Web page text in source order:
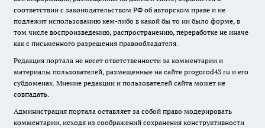
соответствии с законодательством РФ об авторском праве и не
подлежит использованию кем-либо в какой бы то ни было форме, в
том числе воспроизведению, распространению, переработке не иначе
как с письменного разрешения правообладателя.
Редакция портала не несет ответственности за комментарии и
материалы пользователей, размещенные на сайте progorod43.ru и его
субдоменах. Мнение редакции и пользователей сайта может не
совпадать.
Администрация портала оставляет за собой право модерировать
комментарии, исходя из соображений сохранения конструктивности